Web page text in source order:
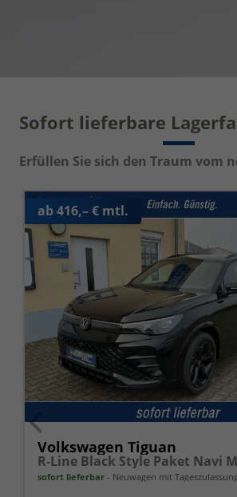
Sofort lieferbare
Erfüllen Sie sich den Traum vom
ab 416,– € mtl.
Volkswagen Tiguan
sofort lieferbar Neuwagen mit